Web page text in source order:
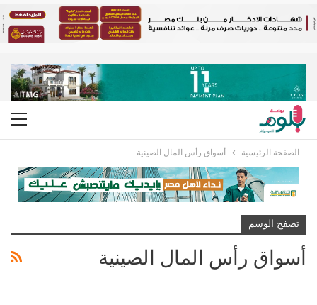
الصفحة الرئيسية أسواق رأس المال الصينية
تصفح الوسم
أسواق رأس المال الصينية